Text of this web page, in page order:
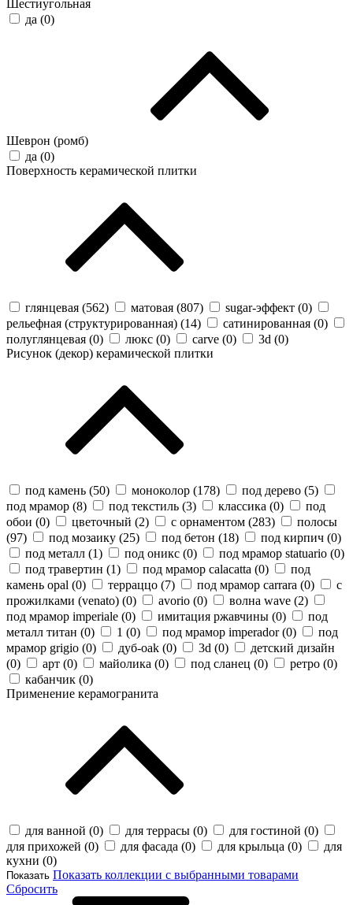
Шестиугольная
да (0)
Шеврон (ромб)
да (0)
Поверхность керамической плитки
глянцевая (562) матовая (807) sugar-эффект (0)
рельефная (структурированная) (14) сатинированная (0)
полуглянцевая (0) люкс (0) carve (0) 3d (0)
Рисунок (декор) керамической плитки
под камень (50) моноколор (178) под дерево (5)
под мрамор (8) под текстиль (3) классика (0)
под
обои (0) цветочный (2) с орнаментом (283)
полосы
(97) под мозаику (25) под бетон (18) под кирпич (0)
под металл (1) под оникс (0) под мрамор statuario (0)
под травертин (1) под мрамор calacatta (0)
под
камень opal (0) терраццо (7) под мрамор carrara (0)
с
прожилками (venato) (0) avorio (0) волна wave (2)
под мрамор imperiale (0) имитация ржавчины (0)
под
металл титан (0) 1 (0) под мрамор imperador (0)
под
мрамор grigio (0) дуб-oak (0) 3d (0)
детский дизайн
(0) арт (0) майолика (0) под сланец (0) ретро (0)
кабанчик (0)
Применение керамогранита
для ванной (0) для террасы (0) для гостиной (0)
для прихожей (0) для фасада (0) для крыльца (0)
для
кухни (0)
Показать Показать коллекции с выбранными товарами
Сбросить